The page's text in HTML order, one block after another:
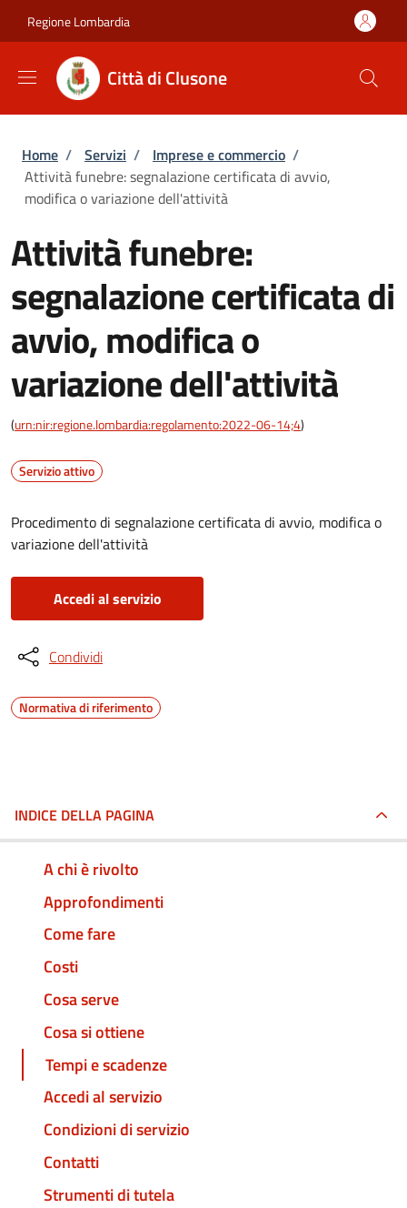
Regione Lombardia
Città di Clusone
Briciole di pane
Home / Servizi / Imprese e commercio /
Attività funebre: segnalazione certificata di avvio,
modifica o variazione dell'attività
Attività funebre:
segnalazione certificata di
avvio, modifica o
variazione dell'attività
(urn:nir:regione.lombardia:regolamento:2022-06-14;4)
Servizio attivo
Procedimento di segnalazione certificata di avvio, modifica o
variazione dell'attività
Accedi al servizio
Condividi
Normativa di riferimento
INDICE DELLA PAGINA
A chi è rivolto
Approfondimenti
Come fare
Costi
Cosa serve
Cosa si ottiene
Tempi e scadenze
Accedi al servizio
Condizioni di servizio
Contatti
Strumenti di tutela